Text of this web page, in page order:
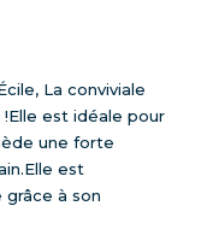
La conviviale
est idéale pour
une forte
est
grâce à son